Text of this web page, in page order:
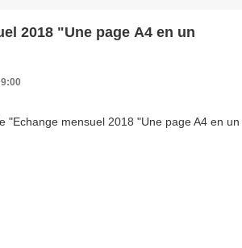
2018 "Une page A4 en un